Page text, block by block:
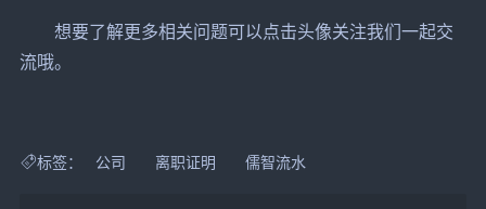
想要了解更多相关问题可以点击头像关注我们一起交
流哦。
标签： 公司 离职证明 儒智流水